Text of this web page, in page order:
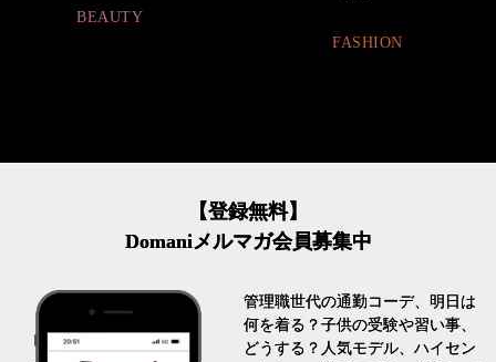
LIFESTYLE
【登録無料】
Domaniメルマガ会員募集中
管理職世代の通勤コーデ、明日は
何を着る？子供の受験や習い事、
どうする？人気モデル、ハイセン